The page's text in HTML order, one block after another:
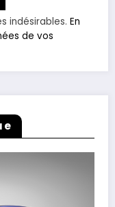
indésirables. En
de vos